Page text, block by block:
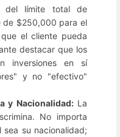
límite total de
de $250,000 para el
el cliente pueda
destacar que los
inversiones en sí
y no "efectivo"
y Nacionalidad:La
No importa
su nacionalidad;